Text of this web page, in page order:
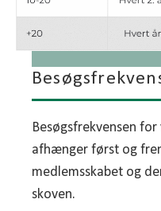
Besøgsfrekvensen
afhænger først og
medlemsskabet og
skoven.